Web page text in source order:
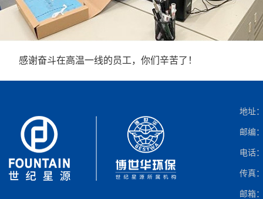
感谢奋斗在高温一线的员工，你们辛苦了！
地址
邮编
电话
传真
邮箱